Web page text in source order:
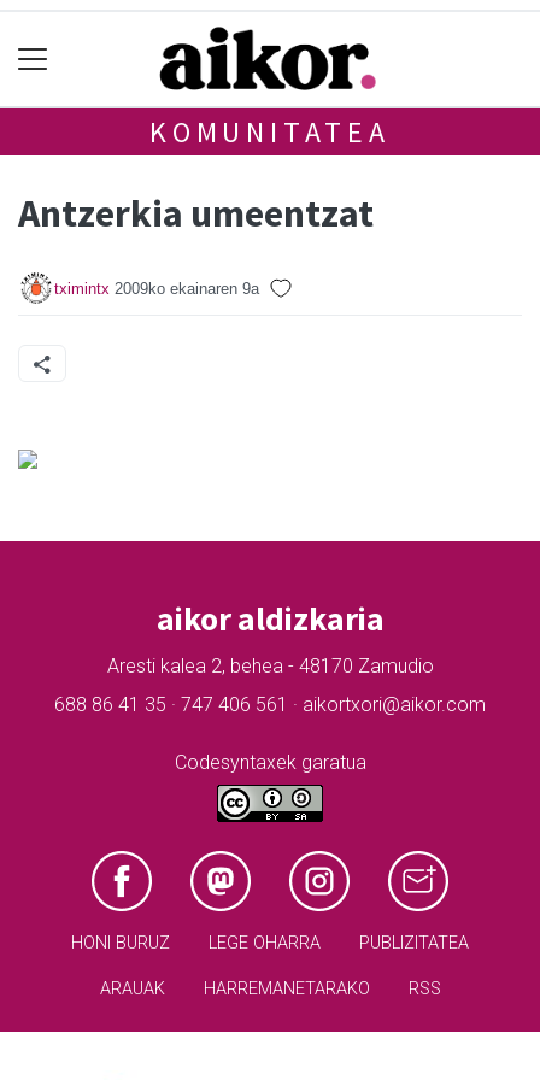
KOMUNITATEA
Antzerkia umeentzat
tximintx 2009ko ekainaren 9a
aikor aldizkaria
Aresti kalea 2, behea - 48170 Zamudio
688 86 41 35 · 747 406 561 · aikortxori@aikor.com
Codesyntaxek garatua
HONI BURUZ LEGE OHARRA PUBLIZITATEA
ARAUAK HARREMANETARAKO RSS